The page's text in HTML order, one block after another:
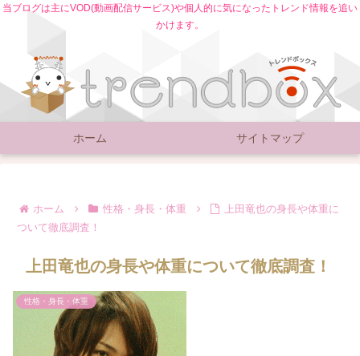
当ブログは主にVOD(動画配信サービス)や個人的に気になったトレンド情報を追い
かけます。
ホーム サイトマップ
ホーム 性格・身長・体重
上田竜也の身長や体重に
ついて徹底調査！
上田竜也の身長や体重について徹底調査！
性格・身長・体重